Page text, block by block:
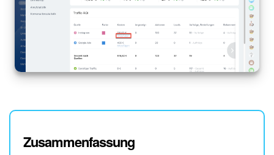
Zusammenfassung